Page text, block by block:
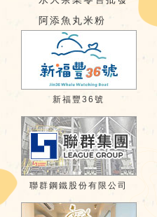
阿添魚丸米粉
新福豐36號
聯群鋼鐵股份有限公司